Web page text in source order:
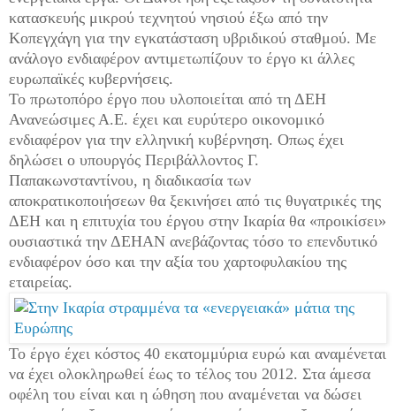
κατασκευής μικρού τεχνητού νησιού έξω από την
Κοπεγχάγη για την εγκατάσταση υβριδικού σταθμού. Με
ανάλογο ενδιαφέρον αντιμετωπίζουν το έργο κι άλλες
ευρωπαϊκές κυβερνήσεις.
Το πρωτοπόρο έργο που υλοποιείται από τη ΔΕΗ
Ανανεώσιμες Α.Ε. έχει και ευρύτερο οικονομικό
ενδιαφέρον για την ελληνική κυβέρνηση. Οπως έχει
δηλώσει ο υπουργός Περιβάλλοντος Γ.
Παπακωνσταντίνου, η διαδικασία των
αποκρατικοποιήσεων θα ξεκινήσει από τις θυγατρικές της
ΔΕΗ και η επιτυχία του έργου στην Ικαρία θα «προικίσει»
ουσιαστικά την ΔΕΗΑΝ ανεβάζοντας τόσο το επενδυτικό
ενδιαφέρον όσο και την αξία του χαρτοφυλακίου της
εταιρείας.
Το έργο έχει κόστος 40 εκατομμύρια ευρώ και αναμένεται
να έχει ολοκληρωθεί έως το τέλος του 2012. Στα άμεσα
οφέλη του είναι και η ώθηση που αναμένεται να δώσει